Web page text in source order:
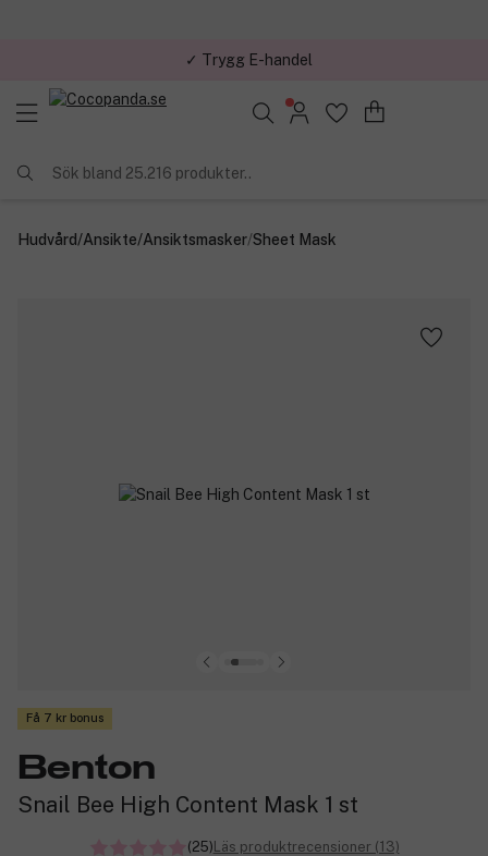
✓ Trygg E-handel
Sök bland 25.216 produkter..
Hudvård/Ansikte/Ansiktsmasker/Sheet Mask
Få 7 kr bonus
Benton
Snail Bee High Content Mask 1 st
(25)Läs produktrecensioner (13)